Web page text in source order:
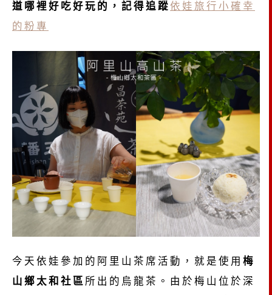
道哪裡好吃好玩的，記得追蹤依娃旅行小確幸
的粉專
今天依娃參加的阿里山茶席活動，就是使用 梅
山鄉太和社區 所出的烏龍茶。由於梅山位於深